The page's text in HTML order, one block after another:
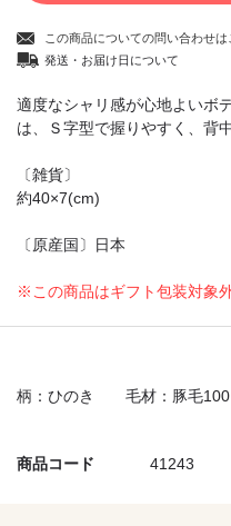
商品コード 41243
この商品についての問い合わせは
発送・お届け日について
適度なシャリ感が心地よいボ
は、Ｓ字型で握りやすく、背
〔雑貨〕
約40×7(cm)
〔原産国〕日本
※この商品はギフト包装対象外
柄：ひのき 毛材：豚毛100